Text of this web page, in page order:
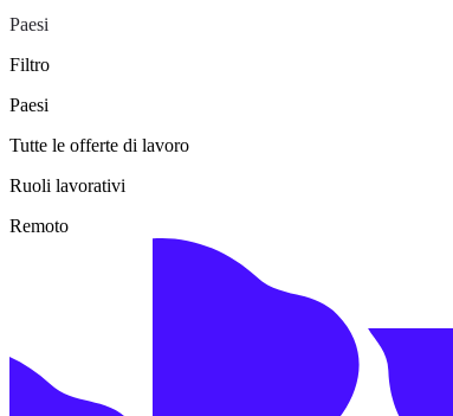
Paesi
Filtro
Paesi
Tutte le offerte di lavoro
Ruoli lavorativi
Remoto